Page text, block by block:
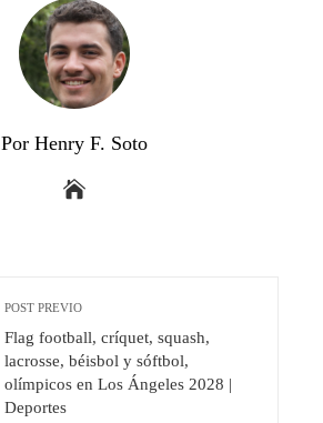
Por Henry F. Soto
POST PREVIO
Flag football, críquet, squash,
lacrosse, béisbol y sóftbol,
olímpicos en Los Ángeles 2028 |
Deportes